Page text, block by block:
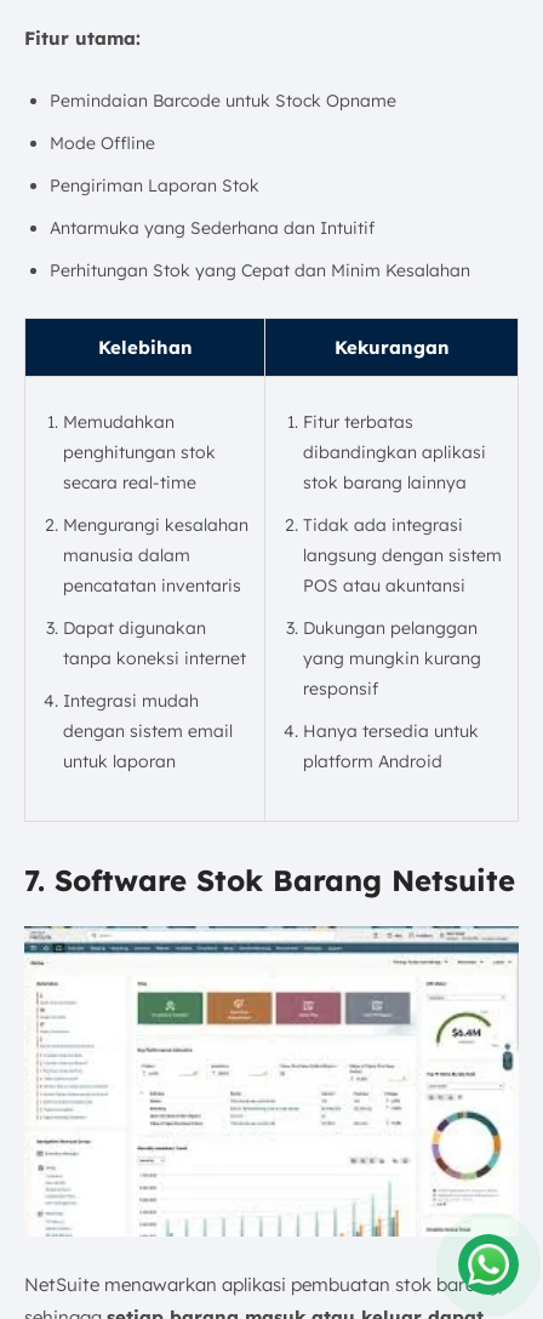
Fitur utama:
Pemindaian Barcode untuk Stock Opname
Mode Offline
Pengiriman Laporan Stok
Antarmuka yang Sederhana dan Intuitif
Perhitungan Stok yang Cepat dan Minim Kesalahan
Kelebihan Kekurangan
Memudahkan
penghitungan stok
secara real-time
Mengurangi kesalahan
manusia dalam
pencatatan inventaris
Dapat digunakan
tanpa koneksi internet
Integrasi mudah
dengan sistem email
untuk laporan
Fitur terbatas
dibandingkan aplikasi
stok barang lainnya
Tidak ada integrasi
langsung dengan sistem
POS atau akuntansi
Dukungan pelanggan
yang mungkin kurang
responsif
Hanya tersedia untuk
platform Android
7. Software Stok Barang Netsuite
NetSuite menawarkan aplikasi pembuatan stok barang,
Amelia